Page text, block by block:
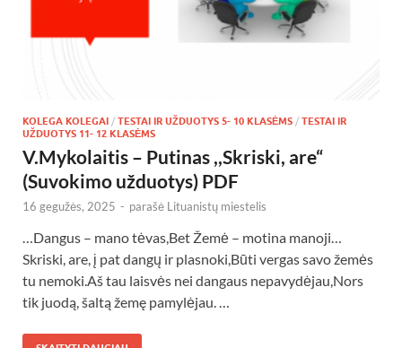
KOLEGA KOLEGAI / TESTAI IR UŽDUOTYS 5- 10 KLASĖMS / TESTAI IR
UŽDUOTYS 11- 12 KLASĖMS
V.Mykolaitis – Putinas ,,Skriski, are“
(Suvokimo užduotys) PDF
16 gegužės, 2025 - parašė Lituanistų miestelis
…Dangus – mano tėvas,Bet Žemė – motina manoji…
Skriski, are, į pat dangų ir plasnoki,Būti vergas savo žemės
tu nemoki.Aš tau laisvės nei dangaus nepavydėjau,Nors
tik juodą, šaltą žemę pamylėjau. …